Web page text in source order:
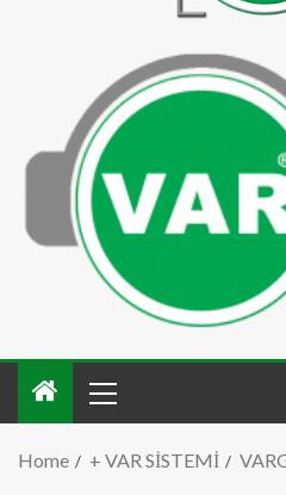
Home + VAR SİSTEMİ